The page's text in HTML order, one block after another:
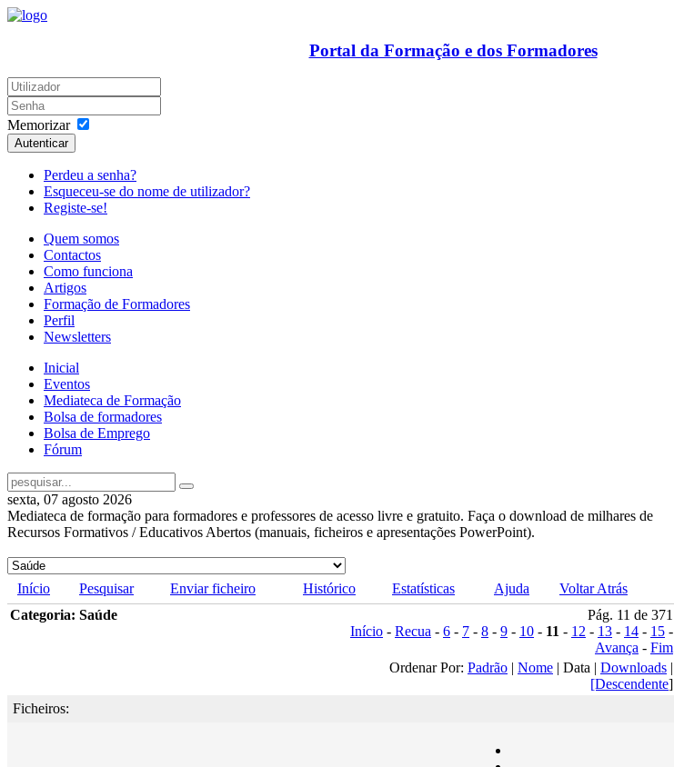
Portal da Formação e dos Formadores
Memorizar
Autenticar
Perdeu a senha?
Esqueceu-se do nome de utilizador?
Registe-se!
Quem somos
Contactos
Como funciona
Artigos
Formação de Formadores
Perfil
Newsletters
Inicial
Eventos
Mediateca de Formação
Bolsa de formadores
Bolsa de Emprego
Fórum
sexta, 07 agosto 2026
Mediateca de formação para formadores e professores de acesso livre e gratuito. Faça o download de milhares de
Recursos Formativos / Educativos Abertos (manuais, ficheiros e apresentações PowerPoint).
Início Pesquisar Enviar ficheiro Histórico Estatísticas Ajuda
Voltar Atrás
Categoria: Saúde
Pág. 11 de 371
Início - Recua - 6 - 7 - 8 - 9 - 10 - 11 - 12 - 13 - 14 - 15 -
Avança - Fim
Ordenar Por: Padrão | Nome | Data | Downloads |
[Descendente]
Ficheiros: